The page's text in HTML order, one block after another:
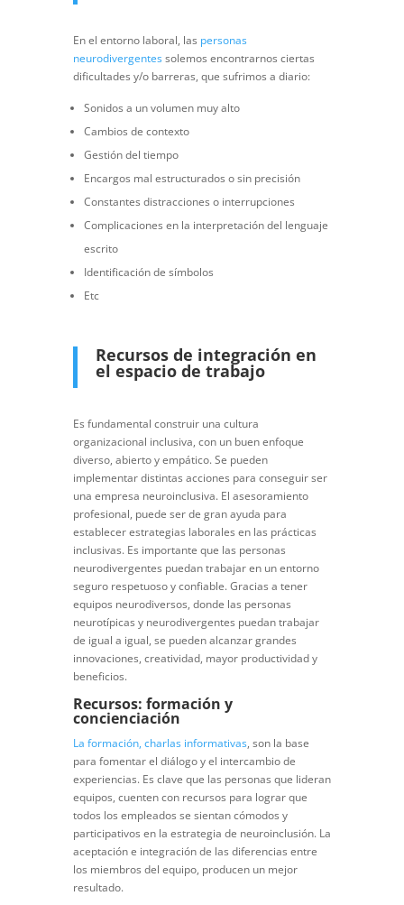
En el entorno laboral, las personas
neurodivergentessolemos encontrarnos ciertas
dificultades y/o barreras, que sufrimos a diario:
Sonidos a un volumen muy alto
Cambios de contexto
Gestión del tiempo
Encargos mal estructurados o sin precisión
Constantes distracciones o interrupciones
Complicaciones en la interpretación del lenguaje
escrito
Identificación de símbolos
Etc
Recursos de integración en
el espacio de trabajo
Es fundamental construir una cultura
organizacional inclusiva, con un buen enfoque
diverso, abierto y empático. Se pueden
implementar distintas acciones para conseguir ser
una empresa neuroinclusiva. El asesoramiento
profesional, puede ser de gran ayuda para
establecer estrategias laborales en las prácticas
inclusivas. Es importante que las personas
neurodivergentes puedan trabajar en un entorno
seguro respetuoso y confiable. Gracias a tener
equipos neurodiversos, donde las personas
neurotípicas y neurodivergentes puedan trabajar
de igual a igual, se pueden alcanzar grandes
innovaciones, creatividad, mayor productividad y
beneficios.
Recursos: formación y
concienciación
La formación, charlas informativas, son la base
para fomentar el diálogo y el intercambio de
experiencias. Es clave que las personas que lideran
equipos, cuenten con recursos para lograr que
todos los empleados se sientan cómodos y
participativos en la estrategia de neuroinclusión. La
aceptación e integración de las diferencias entre
los miembros del equipo, producen un mejor
resultado.